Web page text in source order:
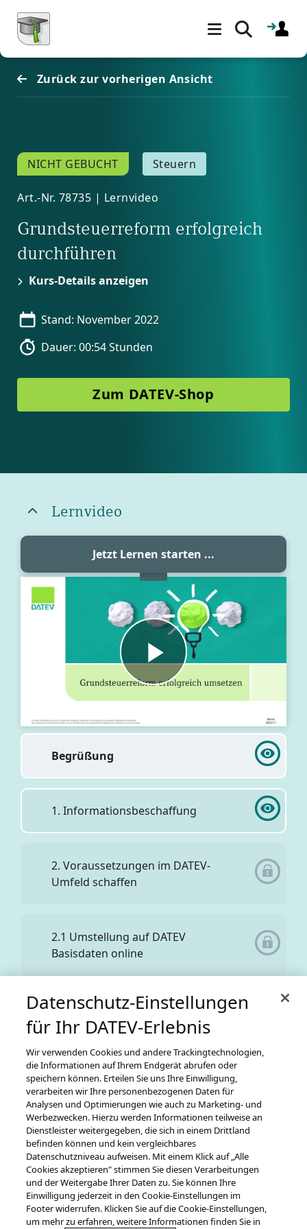
Blöcke
Zurück zur vorherigen Ansicht
NICHT GEBUCHT Steuern
Art.-Nr. 78735 | Lernvideo
Grundsteuerreform erfolgreich
durchführen
Kurs-Details anzeigen
Stand: November 2022
Dauer: 00:54 Stunden
Zum DATEV-Shop
BlöckeLernvideo
Begrüßung
1. Informationsbeschaffung
2. Voraussetzungen im DATEV-
Umfeld schaffen
2.1 Umstellung auf DATEV
Basisdaten online
2.2 Datenbereitstellung für
GrundsteuerDigital
3. Start in GrundsteuerDigital
3.1 Start und DATEV Login in
GrundsteuerDigital
3.2 Einstellungen in
GrundsteuerDigital
Zurück zur vorherigen Ansicht
Datenschutz-Einstellungen
für Ihr DATEV-Erlebnis
Wir verwenden Cookies und andere Trackingtechnologien,
die Informationen auf Ihrem Endgerät abrufen oder
speichern können. Erteilen Sie uns Ihre Einwilligung,
verarbeiten wir Ihre personenbezogenen Daten für
Analysen und Optimierungen wie auch zu Marketing- und
Werbezwecken. Hierzu werden Informationen teilweise an
Dienstleister weitergegeben, die sich in einem Drittland
befinden können und kein vergleichbares
Datenschutzniveau aufweisen. Mit einem Klick auf „Alle
Cookies akzeptieren" stimmen Sie diesen Verarbeitungen
und der Weitergabe Ihrer Daten zu. Sie können Ihre
Einwilligung jederzeit in den Cookie-Einstellungen im
Footer widerrufen. Klicken Sie auf die Cookie-Einstellungen,
um mehr zu erfahren, weitere Informationen finden Sie in